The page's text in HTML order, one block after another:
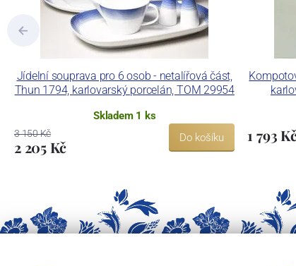
Jídelní souprava pro 6 osob - netalířová část,
Thun 1794, karlovarský porcelán, TOM 29954
Skladem 1 ks
3 150 Kč
2 205 Kč
Do košíku 1 793